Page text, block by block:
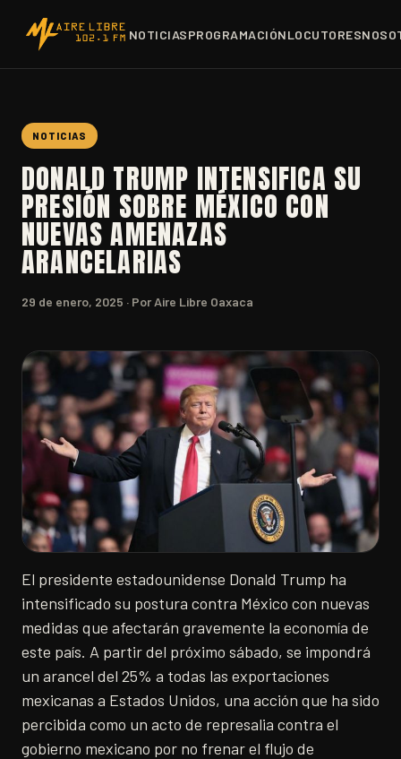
NOTICIASPROGRAMACIÓNLOCUTORES
NOTICIAS
DONALD TRUMP INTENSIFICA SU
PRESIÓN SOBRE MÉXICO CON
NUEVAS AMENAZAS
ARANCELARIAS
29 de enero, 2025 · Por Aire Libre Oaxaca
El presidente estadounidense Donald Trump ha
intensificado su postura contra México con nuevas
medidas que afectarán gravemente la economía de
este país. A partir del próximo sábado, se impondrá
un arancel del 25% a todas las exportaciones
mexicanas a Estados Unidos, una acción que ha sido
percibida como un acto de represalia contra el
gobierno mexicano por no frenar el flujo de